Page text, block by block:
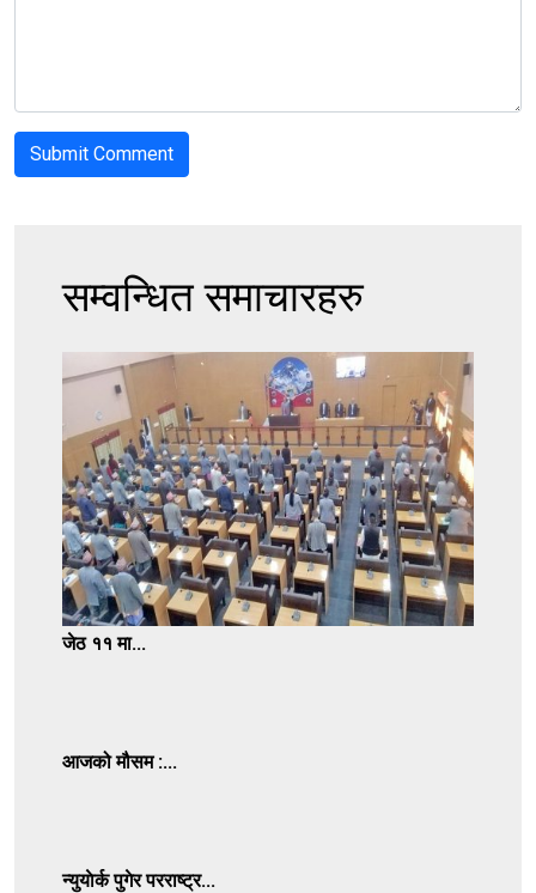
सम्वन्धित समाचारहरु
जेठ ११ मा...
आजको मौसम :...
न्युयाेर्क पुगेर परराष्ट्र...